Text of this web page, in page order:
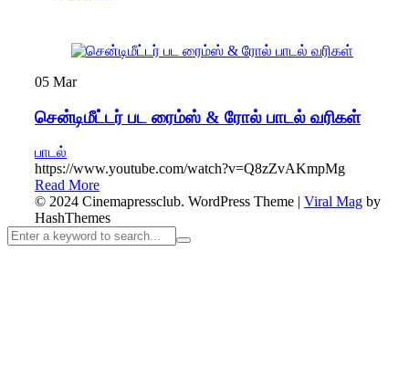
05 Mar
சென்டிமீட்டர் பட ரைம்ஸ் & ரோல் பாடல் வரிகள்
பாடல்
https://www.youtube.com/watch?v=Q8zZvAKmpMg
Read More
© 2024 Cinemapressclub. WordPress Theme | Viral Mag by
HashThemes